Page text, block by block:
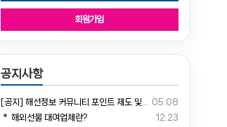
회원가입
공지사항
05.08
[공지] 해선정보 커뮤니티 포인트 제도 및 거래소 예치금 전환 안내
12.23
＊ 해외선물 대여업체란?